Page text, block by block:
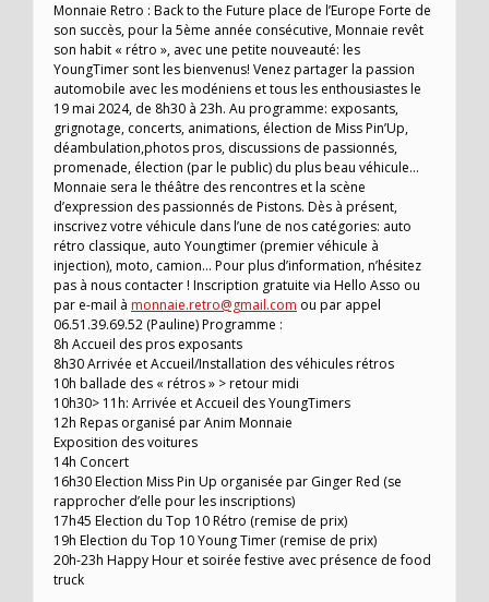
Monnaie Retro : Back to the Future place de l’Europe Forte de
son succès, pour la 5ème année consécutive, Monnaie revêt
son habit « rétro », avec une petite nouveauté: les
YoungTimer sont les bienvenus! Venez partager la passion
automobile avec les modéniens et tous les enthousiastes le
19 mai 2024, de 8h30 à 23h. Au programme: exposants,
grignotage, concerts, animations, élection de Miss Pin’Up,
déambulation,photos pros, discussions de passionnés,
promenade, élection (par le public) du plus beau véhicule…
Monnaie sera le théâtre des rencontres et la scène
d’expression des passionnés de Pistons. Dès à présent,
inscrivez votre véhicule dans l’une de nos catégories: auto
rétro classique, auto Youngtimer (premier véhicule à
injection), moto, camion… Pour plus d’information, n’hésitez
pas à nous contacter ! Inscription gratuite via Hello Asso ou
par e-mail à monnaie.retro@gmail.com ou par appel
06.51.39.69.52 (Pauline) Programme :
8h Accueil des pros exposants
8h30 Arrivée et Accueil/Installation des véhicules rétros
10h ballade des « rétros » > retour midi
10h30> 11h: Arrivée et Accueil des YoungTimers
12h Repas organisé par Anim Monnaie
Exposition des voitures
14h Concert
16h30 Election Miss Pin Up organisée par Ginger Red (se
rapprocher d’elle pour les inscriptions)
17h45 Election du Top 10 Rétro (remise de prix)
19h Election du Top 10 Young Timer (remise de prix)
20h-23h Happy Hour et soirée festive avec présence de food
truck